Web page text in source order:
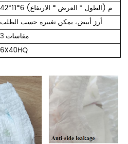
42*11*6 م (الطول * العرض * الارتفاع)
أرز أبيض، يمكن تغييره حسب الطلب
3 مقاسات
6X40HQ